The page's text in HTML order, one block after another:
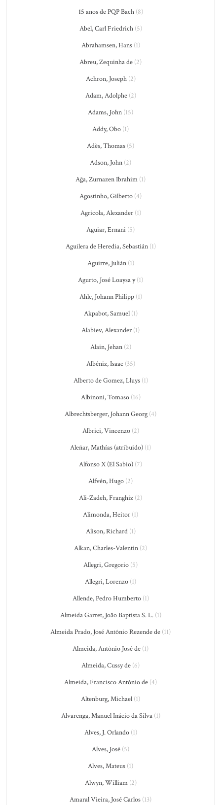
15 anos de PQP Bach(8)
Abel, Carl Friedrich(5)
Abrahamsen, Hans(1)
Abreu, Zequinha de (2)
Achron, Joseph(2)
Adam, Adolphe(2)
Adams, John (15)
Addy, Obo (1)
Adès, Thomas (5)
Adson, John (2)
Ağa, Zurnazen Ibrahim (1)
Agostinho, Gilberto (4)
Agricola, Alexander(1)
Aguiar, Ernani (5)
Aguilera de Heredia, Sebastián(1)
Aguirre, Julián(1)
Agurto, José Loaysa y(1)
Ahle, Johann Philipp(1)
Akpabot, Samuel(1)
Alabiev, Alexander (1)
Alain, Jehan(2)
Albéniz, Isaac (35)
Alberto de Gomez, Lluys(1)
Albinoni, Tomaso(16)
Albrechtsberger, Johann Georg (4)
Albrici, Vincenzo(2)
Aleñar, Mathías (atribuido) (1)
Alfonso X (El Sabio) (7)
Alfvén, Hugo (2)
Ali-Zadeh, Franghiz (2)
Alimonda, Heitor (1)
Alison, Richard(1)
Alkan, Charles-Valentin (2)
Allegri, Gregorio (5)
Allegri, Lorenzo (1)
Allende, Pedro Humberto(1)
Almeida Garret, João Baptista S. L.(1)
Almeida Prado, José Antônio Rezende de (11)
Almeida, Antônio José de (1)
Almeida, Cussy de (6)
Almeida, Francisco António de (4)
Altenburg, Michael (1)
Alvarenga, Manuel Inácio da Silva(1)
Alves, J. Orlando(1)
Alves, José (5)
Alves, Mateus (1)
Alwyn, William(2)
Amaral Vieira, José Carlos (13)